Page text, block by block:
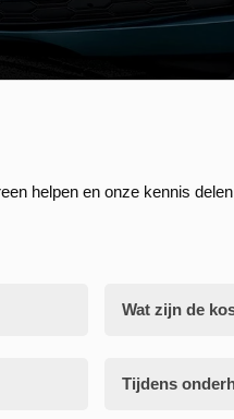
helpen en onze kennis
Wat zijn de
Tijdens